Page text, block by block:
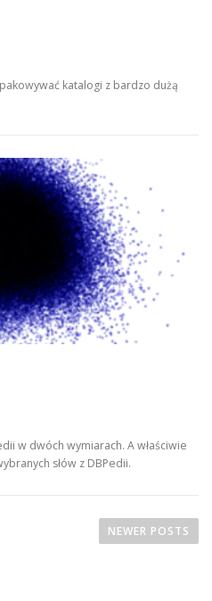
katalogi z bardzo dużą
w dwóch wymiarach. A właściwie
słów z DBPedii.
NEWER POSTS